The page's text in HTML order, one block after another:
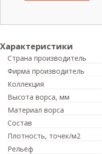
Характеристики
Страна производитель
Фирма производитель
Коллекция
Высота ворса, мм
Материал ворса
Состав
Плотность, точек/м2
Рельеф